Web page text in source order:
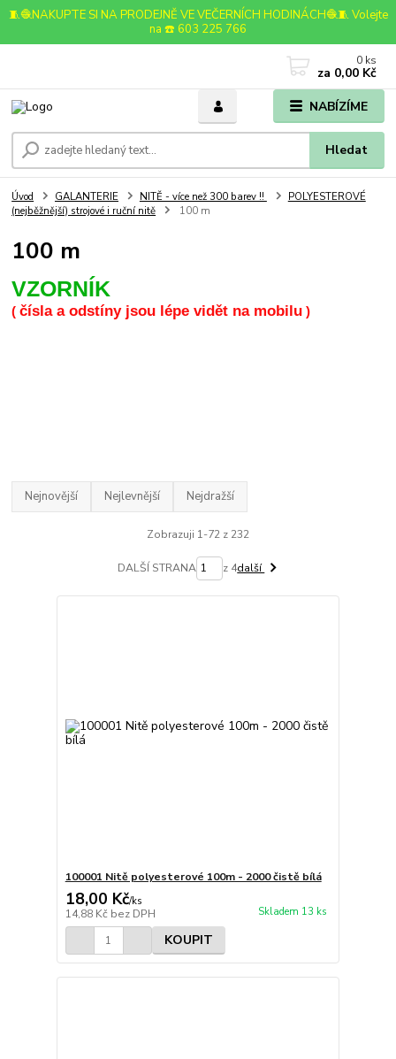
🧵🧶NAKUPTE SI NA PRODEJNĚ VE VEČERNÍCH HODINÁCH🧶🧵 Volejte
na ☎️ 603 225 766
NABÍZÍME
Hledat
0 ks
za 0,00 Kč
Úvod GALANTERIE NITĚ - více než 300 barev !!
POLYESTEROVÉ
(nejběžnější) strojové i ruční nitě
100 m
100 m
VZORNÍK
(čísla a odstíny jsou lépe vidět na mobilu )
Nejnovější Nejlevnější Nejdražší
Zobrazuji 1-72 z 232
DALŠÍ STRANA z 4další
100001 Nitě polyesterové 100m - 2000 čistě bílá
18,00 Kč/ks
14,88 Kč bez DPH Skladem 13 ks
KOUPIT